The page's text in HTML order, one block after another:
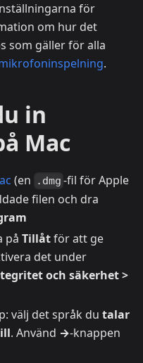
för
om hur det
som gäller för alla
.
in
Mac
(en .dmg -fil för Apple
filen och dra
på Tillåtför att ge
det under
och säkerhet >
välj det språk du talar
. Använd →-knappen